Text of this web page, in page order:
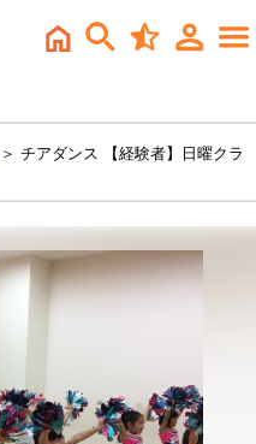
＞ チアダンス 【経験者】日曜クラ